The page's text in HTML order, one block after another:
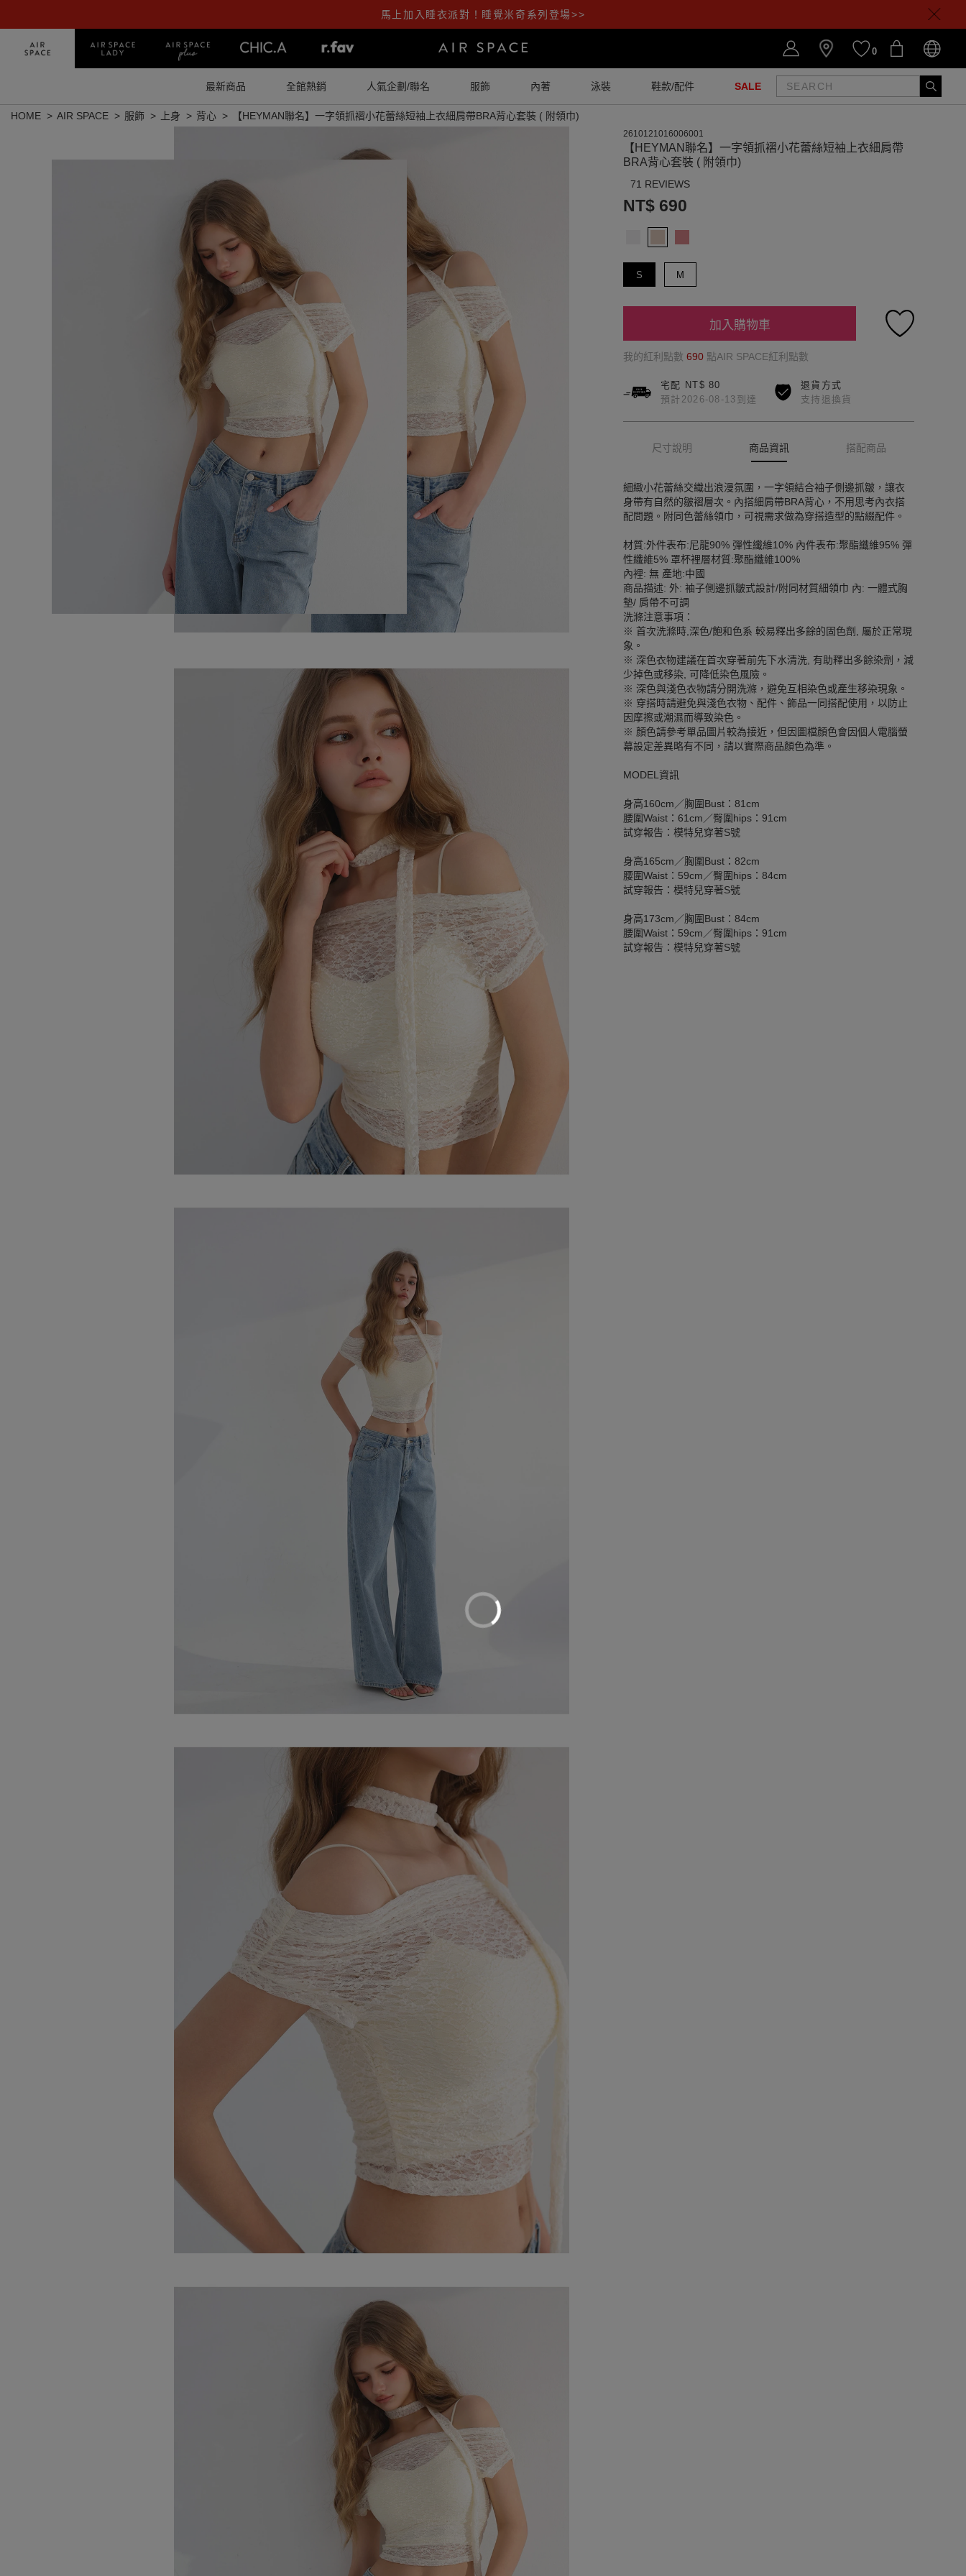
馬上加入睡衣派對！睡覺米奇系列登場>>
0
最新商品 全館熱銷 人氣企劃/聯名 服飾 內著 泳裝 鞋款/配件 SALE
HOME AIR SPACE 服飾 上身 背心 【HEYMAN聯名】一字領抓褶小花蕾絲短袖上衣細肩帶BRA背心套裝 ( 附領巾)
2610121016006001
【HEYMAN聯名】一字領抓褶小花蕾絲短袖上衣細肩帶
BRA背心套裝 ( 附領巾)
71 REVIEWS
NT$ 690
S M
加入購物車
我的紅利點數 690 點AIR SPACE紅利點數
宅配 NT$ 80
預計2026-08-13到達
退貨方式
支持退換貨
尺寸說明 商品資訊 搭配商品
細緻小花蕾絲交織出浪漫氛圍，一字領結合袖子側邊抓皺，讓衣
身帶有自然的皺褶層次。內搭細肩帶BRA背心，不用思考內衣搭
配問題。附同色蕾絲領巾，可視需求做為穿搭造型的點綴配件。
材質:外件表布:尼龍90% 彈性纖維10% 內件表布:聚酯纖維95% 彈
性纖維5% 罩杯裡層材質:聚酯纖維100%
內裡: 無 產地:中國
商品描述: 外: 袖子側邊抓皺式設計/附同材質細領巾 內: 一體式胸
墊/ 肩帶不可調
洗滌注意事項：
※ 首次洗滌時,深色/飽和色系 較易釋出多餘的固色劑, 屬於正常現
象。
※ 深色衣物建議在首次穿著前先下水清洗, 有助釋出多餘染劑，減
少掉色或移染, 可降低染色風險。
※ 深色與淺色衣物請分開洗滌，避免互相染色或產生移染現象。
※ 穿搭時請避免與淺色衣物、配件、飾品一同搭配使用，以防止
因摩擦或潮濕而導致染色。
※ 顏色請參考單品圖片較為接近，但因圖檔顏色會因個人電腦螢
幕設定差異略有不同，請以實際商品顏色為準。
MODEL資訊
身高160cm／胸圍Bust：81cm
腰圍Waist：61cm／臀圍hips：91cm
試穿報告：模特兒穿著S號
身高165cm／胸圍Bust：82cm
腰圍Waist：59cm／臀圍hips：84cm
試穿報告：模特兒穿著S號
身高173cm／胸圍Bust：84cm
腰圍Waist：59cm／臀圍hips：91cm
試穿報告：模特兒穿著S號